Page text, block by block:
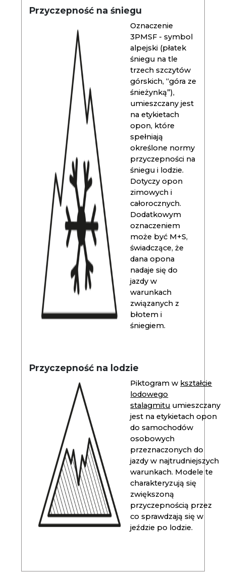
Przyczepność na śniegu
Oznaczenie
3PMSF - symbol
alpejski (płatek
śniegu na tle
trzech szczytów
górskich, “góra ze
śnieżynką”),
umieszczany jest
na etykietach
opon, które
spełniają
określone normy
przyczepności na
śniegu i lodzie.
Dotyczy opon
zimowych i
całorocznych.
Dodatkowym
oznaczeniem
może być M+S,
świadczące, że
dana opona
nadaje się do
jazdy w
warunkach
związanych z
błotem i
śniegiem.
Przyczepność na lodzie
Piktogram w kształcie
lodowego
stalagmitu umieszczany
jest na etykietach opon
do samochodów
osobowych
przeznaczonych do
jazdy w najtrudniejszych
warunkach. Modele te
charakteryzują się
zwiększoną
przyczepnością przez
co sprawdzają się w
jeździe po lodzie.